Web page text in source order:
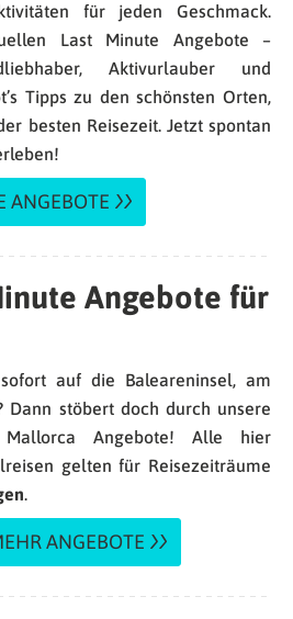
für jeden Geschmack.
Last Minute Angebote –
Aktivurlauber und
Tipps zu den schönsten Orten,
besten Reisezeit. Jetzt spontan
ANGEBOTE
Angebote für
auf die Baleareninsel, am
Dann stöbert doch durch unsere
Angebote! Alle hier
gelten für Reisezeiträume
.
ANGEBOTE